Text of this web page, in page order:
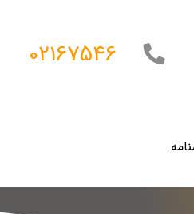
02167546